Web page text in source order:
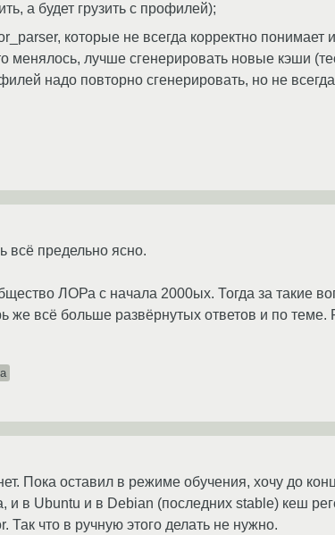
а будет грузить с профилей);
которые не всегда корректно
менялось, лучше сгенерировать новые кэши
надо повторно сгенерировать, но не
всё предельно ясно.
ЛОРа с начала 2000ых. Тогда за такие
же всё больше развёрнутых ответов и по теме.
Пока оставил в режиме обучения, хочу до
и в Ubuntu и в Debian (последних stable) кеш
что в ручную этого делать не нужно.